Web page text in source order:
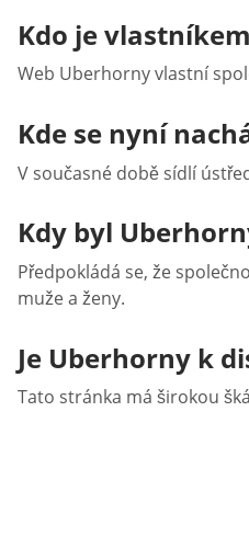
Kdo je
Web Uberhorny vlastní
Kde se nyní
V současné době sídlí
Kdy byl
Předpokládá se, že
muže a ženy.
Je Uberhorny k
Tato stránka má širokou